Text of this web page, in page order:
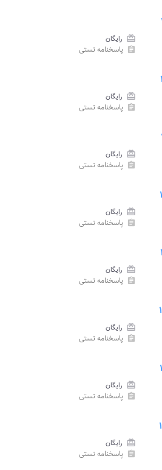
card_giftcard رایگان
assignment پاسخنامه تستی
card_giftcard رایگان
assignment پاسخنامه تستی
card_giftcard رایگان
assignment پاسخنامه تستی
card_giftcard رایگان
assignment پاسخنامه تستی
card_giftcard رایگان
assignment پاسخنامه تستی
card_giftcard رایگان
assignment پاسخنامه تستی
card_giftcard رایگان
assignment پاسخنامه تستی
card_giftcard رایگان
assignment پاسخنامه تستی